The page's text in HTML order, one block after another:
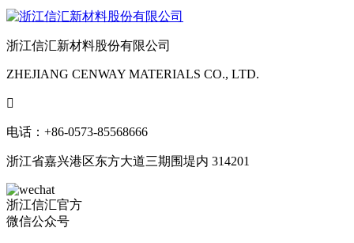
浙江信汇新材料股份有限公司
ZHEJIANG CENWAY MATERIALS CO., LTD.

电话：+86-0573-85568666
浙江省嘉兴港区东方大道三期围堤内 314201
浙江信汇官方
微信公众号